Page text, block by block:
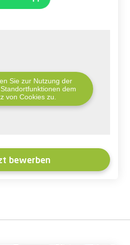
Sie zur Nutzung der
dem
von Cookies zu.
bewerben